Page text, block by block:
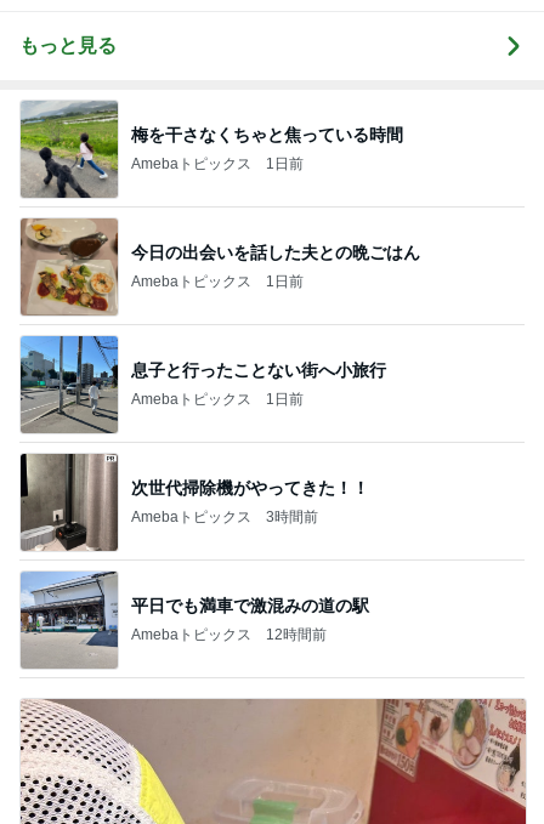
もっと見る
梅を干さなくちゃと焦っている時間
Amebaトピックス 1日前
今日の出会いを話した夫との晩ごはん
Amebaトピックス 1日前
息子と行ったことない街へ小旅行
Amebaトピックス 1日前
次世代掃除機がやってきた！！
Amebaトピックス 3時間前
平日でも満車で激混みの道の駅
Amebaトピックス 12時間前